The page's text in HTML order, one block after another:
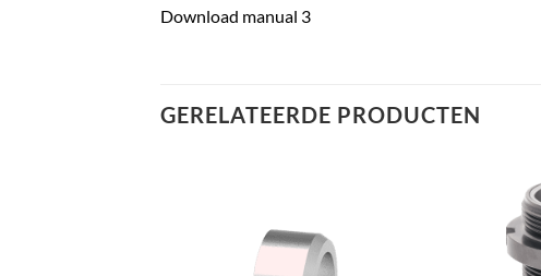
Download manual 3
GERELATEERDE PRODUCTEN